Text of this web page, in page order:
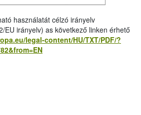
használatát célzó irányelv
irányelv) as következő linken érhető
legal-content/HU/TXT/PDF/?